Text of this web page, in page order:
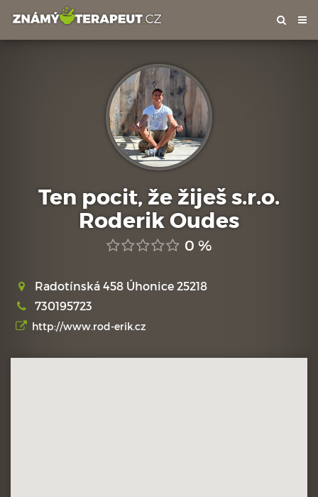
Ten pocit, že žiješ s.r.o.
Roderik Oudes
0 %
Radotínská 458 Úhonice 25218
730195723
http://www.rod-erik.cz